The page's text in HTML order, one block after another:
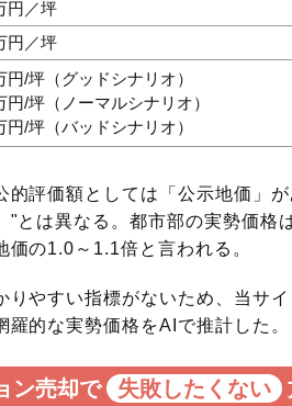
円／坪
円／坪
円/坪（グッドシナリオ）
円/坪（ノーマルシナリオ）
円/坪（バッドシナリオ）
評価額としては「公示地価」
"とは異なる。都市部の実勢価格
の1.0～1.1倍と言われる。
やすい指標がないため、当サ
的な実勢価格をAIで推計した。
ン売却で 失敗したくない